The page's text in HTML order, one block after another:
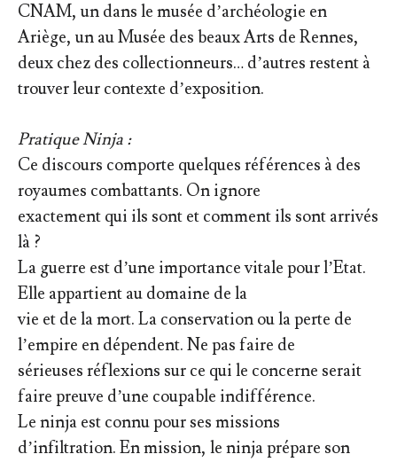
CNAM, un dans le musée d’archéologie en
Ariège, un au Musée des beaux Arts de Rennes,
deux chez des collectionneurs… d’autres restent à
trouver leur contexte d’exposition.
Pratique Ninja :
Ce discours comporte quelques références à des
royaumes combattants. On ignore
exactement qui ils sont et comment ils sont arrivés
là ?
La guerre est d’une importance vitale pour l’Etat.
Elle appartient au domaine de la
vie et de la mort. La conservation ou la perte de
l’empire en dépendent. Ne pas faire de
sérieuses réflexions sur ce qui le concerne serait
faire preuve d’une coupable indifférence.
Le ninja est connu pour ses missions
d’infiltration. En mission, le ninja prépare son